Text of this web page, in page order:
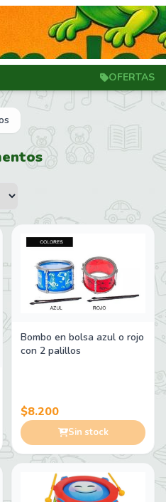
OFERTAS
Bombo en bolsa azul o rojo
con 2 palillos
$8.200
Sin stock